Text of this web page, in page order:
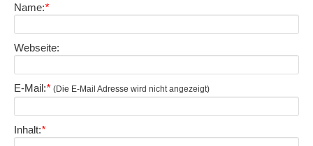
Name:*
Webseite:
E-Mail:* (Die E-Mail Adresse wird nicht angezeigt)
Inhalt:*